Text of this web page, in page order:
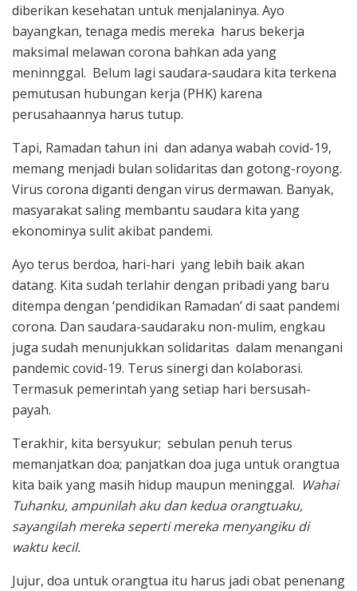
diberikan kesehatan untuk menjalaninya. Ayo
bayangkan, tenaga medis mereka harus bekerja
maksimal melawan corona bahkan ada yang
meninnggal. Belum lagi saudara-saudara kita terkena
pemutusan hubungan kerja (PHK) karena
perusahaannya harus tutup.
Tapi, Ramadan tahun ini dan adanya wabah covid-19,
memang menjadi bulan solidaritas dan gotong-royong.
Virus corona diganti dengan virus dermawan. Banyak,
masyarakat saling membantu saudara kita yang
ekonominya sulit akibat pandemi.
Ayo terus berdoa, hari-hari yang lebih baik akan
datang. Kita sudah terlahir dengan pribadi yang baru
ditempa dengan ‘pendidikan Ramadan’ di saat pandemi
corona. Dan saudara-saudaraku non-mulim, engkau
juga sudah menunjukkan solidaritas dalam menangani
pandemic covid-19. Terus sinergi dan kolaborasi.
Termasuk pemerintah yang setiap hari bersusah-
payah.
Terakhir, kita bersyukur; sebulan penuh terus
memanjatkan doa; panjatkan doa juga untuk orangtua
kita baik yang masih hidup maupun meninggal. Wahai
Tuhanku, ampunilah aku dan kedua orangtuaku,
sayangilah mereka seperti mereka menyangiku di
waktu kecil.
Jujur, doa untuk orangtua itu harus jadi obat penenang